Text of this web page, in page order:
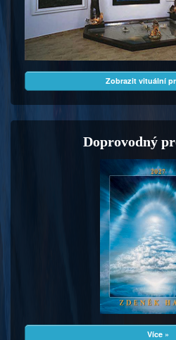
Zobrazit vituální
Doprovodný
Více »